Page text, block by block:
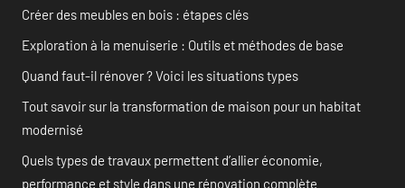
Créer des meubles en bois : étapes clés
Exploration à la menuiserie : Outils et méthodes de base
Quand faut-il rénover ? Voici les situations types
Tout savoir sur la transformation de maison pour un habitat
modernisé
Quels types de travaux permettent d’allier économie,
performance et style dans une rénovation complète